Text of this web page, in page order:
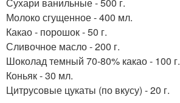
Молоко сгущенное - 400 мл.
Какао - порошок - 50 г.
Сливочное масло - 200 г.
Шоколад темный 70-80% какао - 100 г.
Коньяк - 30 мл.
Цитрусовые цукаты (по вкусу) - 20 г.